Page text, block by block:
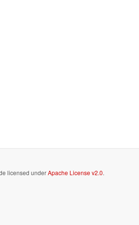
licensed underApache License v2.0.